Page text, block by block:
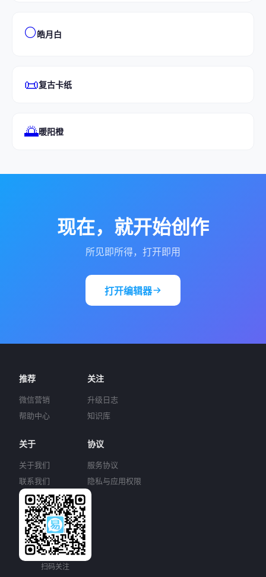
🌕皓月白
📜复古卡纸
🌅暖阳橙
现在，就开始创作
所见即所得，打开即用
打开编辑器
推荐
微信营销
帮助中心
关注
升级日志
知识库
关于
关于我们
联系我们
协议
服务协议
隐私与应用权限
扫码关注